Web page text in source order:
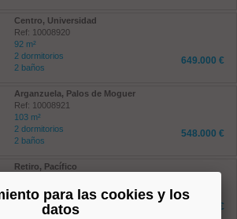
Centro, Universidad
Ref: 10008920
92 m²
2 dormitorios
2 baños
649.000 €
Arganzuela, Palos de Moguer
Ref: 10008921
103 m²
2 dormitorios
2 baños
548.000 €
Retiro, Pacífico
117 m²
2 dormitorios
2 baños
891.000 €
para las cookies y los
datos